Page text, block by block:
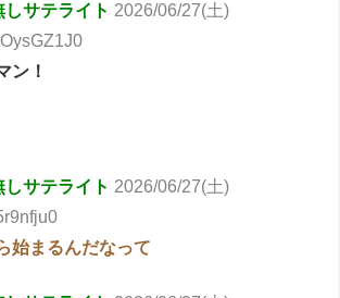
サテライト 2026/06/27(土)
ン！
サテライト 2026/06/27(土)
始まるんだなって